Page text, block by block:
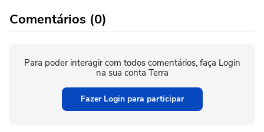
Comentários (0)
Para poder interagir com todos comentários, faça Login
na sua conta Terra
Fazer Login para participar